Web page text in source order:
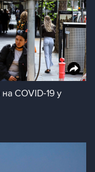
COVID-19 у